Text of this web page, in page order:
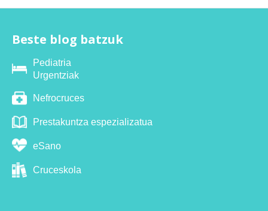
Beste blog batzuk
Pediatria
Urgentziak
Nefrocruces
Prestakuntza espezializatua
eSano
Cruceskola